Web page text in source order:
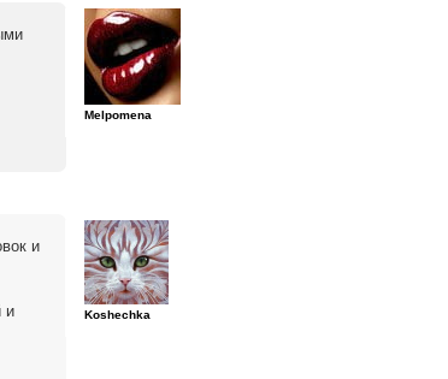
Melpomena
и
и
Koshechka